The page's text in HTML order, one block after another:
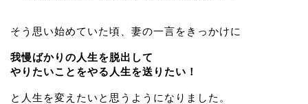
そう思い始めていた頃、妻の一言をきっかけに
我慢ばかりの人生を脱出して
やりたいことをやる人生を送りたい！
と人生を変えたいと思うようになりました。